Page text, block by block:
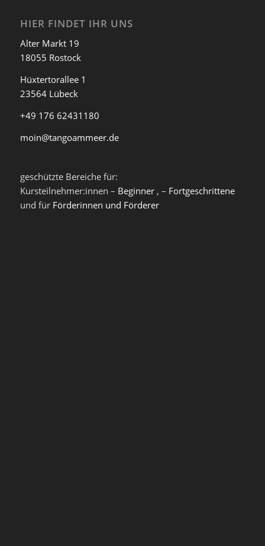
HIER FINDET IHR UNS
Alter Markt 19
18055 Rostock
Hüxtertorallee 1
23564 Lübeck
+49 176 62431180
moin@tangoammeer.de
geschützte Bereiche für:
Kursteilnehmer:innen – Beginner, – Fortgeschrittene
und für Förderinnen und Förderer